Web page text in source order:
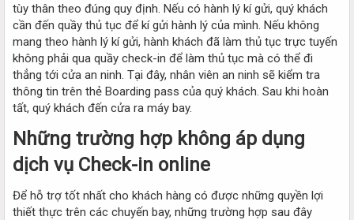
tùy thân theo đúng quy định. Nếu có hành lý kí gửi, quý khách
cần đến quầy thủ tục để kí gửi hành lý của mình. Nếu không
mang theo hành lý kí gửi, hành khách đã làm thủ tục trực tuyến
không phải qua quầy check-in để làm thủ tục mà có thể đi
thẳng tới cửa an ninh. Tại đây, nhân viên an ninh sẽ kiểm tra
thông tin trên thẻ Boarding pass của quý khách. Sau khi hoàn
tất, quý khách đến cửa ra máy bay.
Những trường hợp không áp dụng
dịch vụ Check-in online​
Để hỗ trợ tốt nhất cho khách hàng có được những quyền lợi
thiết thực trên các chuyến bay, những trường hợp sau đây